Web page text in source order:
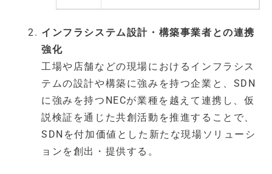
インフラシステム設計・構築事業者との連携
強化
工場や店舗などの現場におけるインフラシス
テムの設計や構築に強みを持つ企業と、SDN
に強みを持つNECが業種を越えて連携し、仮
説検証を通じた共創活動を推進することで、
SDNを付加価値とした新たな現場ソリューシ
ョンを創出・提供する。